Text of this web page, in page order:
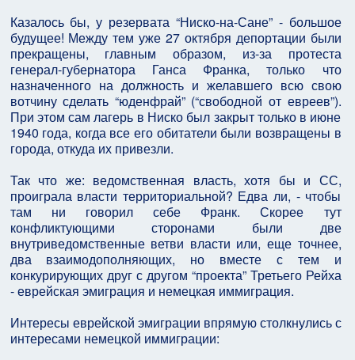
Казалось бы, у резервата “Ниско-на-Сане” - большое
будущее! Между тем уже 27 октября депортации были
прекращены, главным образом, из-за протеста
генерал-губернатора Ганса Франка, только что
назначенного на должность и желавшего всю свою
вотчину сделать “юденфрай” (“свободной от евреев”).
При этом сам лагерь в Ниско был закрыт только в июне
1940 года, когда все его обитатели были возвращены в
города, откуда их привезли.
Так что же: ведомственная власть, хотя бы и СС,
проиграла власти территориальной? Едва ли, - чтобы
там ни говорил себе Франк. Скорее тут
конфликтующими сторонами были две
внутриведомственные ветви власти или, еще точнее,
два взаимодополняющих, но вместе с тем и
конкурирующих друг с другом “проекта” Третьего Рейха
- еврейская эмиграция и немецкая иммиграция.
Интересы еврейской эмиграции впрямую столкнулись с
интересами немецкой иммиграции: